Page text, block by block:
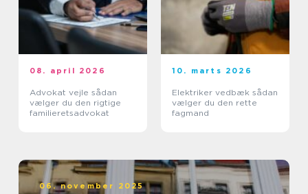
08. april 2026
Advokat vejle sådan
vælger du den rigtige
familieretsadvokat
10. marts 2026
Elektriker vedbæk sådan
vælger du den rette
fagmand
06. november 2025